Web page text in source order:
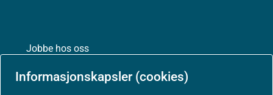
Informasjonskapsler (cookies)
Jobbe hos oss